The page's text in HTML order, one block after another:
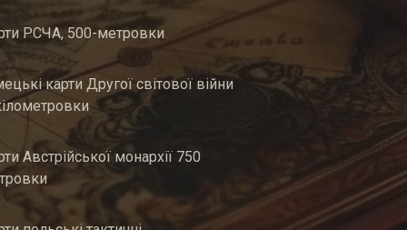
РСЧА, 500-метровки
карти Другої світової війни
Австрійської монархії 750